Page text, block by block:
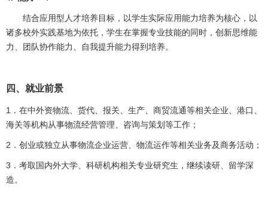
结合应用型人才培养目标，以学生实际应用能力培养为核心，以
诸多校外实践基地为依托，学生在掌握专业技能的同时，创新思维能
力、团队协作能力、自我提升能力得到培养。
四、就业前景
1．在中外资物流、货代、报关、生产、商贸流通等相关企业、港口、
海关等机构从事物流经营管理、咨询与策划等工作；
2．创业或独立从事物流企业运营、物流运作等相关业务及商务活动；
3．考取国内外大学、科研机构相关专业研究生，继续读研、留学深
造。